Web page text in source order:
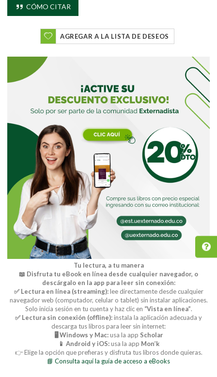
CÓMO CITAR
AGREGAR A LA LISTA DE DESEOS
Tu lectura, a tu manera
📖 Disfruta tu eBook en línea desde cualquier navegador, o
descárgalo en la app para leer sin conexión:
✅ Lectura en línea (streaming):lee directamente desde cualquier
navegador web (computador, celular o tablet) sin instalar aplicaciones.
Solo inicia sesión en tu cuenta y haz clic en “Vista en línea”.
✅ Lectura sin conexión (offline):instala la aplicación adecuada y
descarga tus libros para leer sin internet:
🖥️ Windows y Mac:usa la app Scholar
📱 Android y iOS:usa la app Mon’k
👉 Elige la opción que prefieras y disfruta tus libros donde quieras.
📘 Consulta aquí la guía de acceso a eBooks